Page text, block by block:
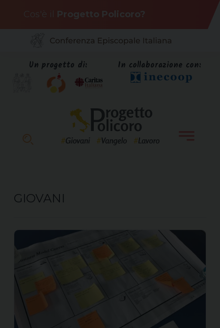
content
Cos'è il Progetto Policoro?
Un progetto di: In collaborazione con:
GIOVANI